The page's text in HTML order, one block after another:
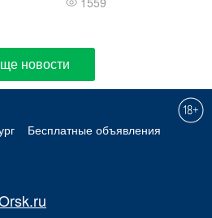
новости
Бесплатные объявления